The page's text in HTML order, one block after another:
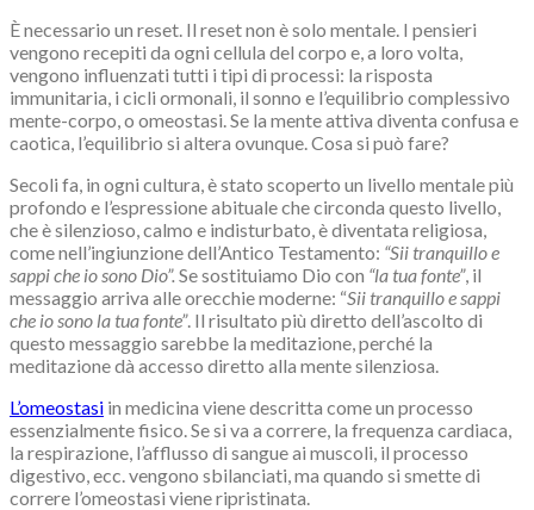
È necessario un reset. Il reset non è solo mentale. I pensieri
vengono recepiti da ogni cellula del corpo e, a loro volta,
vengono influenzati tutti i tipi di processi: la risposta
immunitaria, i cicli ormonali, il sonno e l’equilibrio complessivo
mente-corpo, o omeostasi. Se la mente attiva diventa confusa e
caotica, l’equilibrio si altera ovunque. Cosa si può fare?
Secoli fa, in ogni cultura, è stato scoperto un livello mentale più
profondo e l’espressione abituale che circonda questo livello,
che è silenzioso, calmo e indisturbato, è diventata religiosa,
come nell’ingiunzione dell’Antico Testamento: “Sii tranquillo e
sappi che io sono Dio”. Se sostituiamo Dio con “la tua fonte”, il
messaggio arriva alle orecchie moderne: “Sii tranquillo e sappi
che io sono la tua fonte”. Il risultato più diretto dell’ascolto di
questo messaggio sarebbe la meditazione, perché la
meditazione dà accesso diretto alla mente silenziosa.
L’omeostasi in medicina viene descritta come un processo
essenzialmente fisico. Se si va a correre, la frequenza cardiaca,
la respirazione, l’afflusso di sangue ai muscoli, il processo
digestivo, ecc. vengono sbilanciati, ma quando si smette di
correre l’omeostasi viene ripristinata.